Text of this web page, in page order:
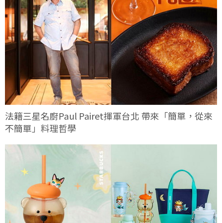
法籍三星名廚Paul Pairet揮軍台北 帶來「簡單，從來
不簡單」料理哲學